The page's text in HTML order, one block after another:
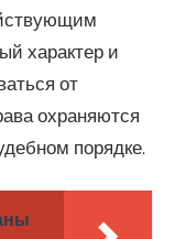
характер и
от
охраняются
порядке.